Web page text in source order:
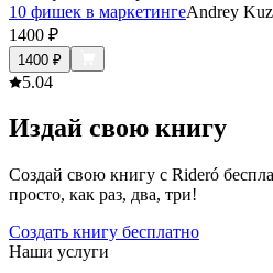
10 фишек в маркетингеAndrey
1400 ₽
1400 ₽
5.04
Издай свою книгу
Создай свою книгу с Rideró
просто, как раз, два, три!
Создать книгу бесплатно
Наши услуги